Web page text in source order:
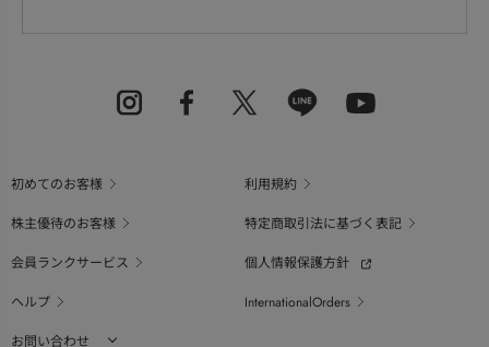
初めてのお客様
利用規約
株主優待のお客様
特定商取引法に基づく表記
会員ランクサービス
個人情報保護方針
ヘルプ
InternationalOrders
お問い合わせ